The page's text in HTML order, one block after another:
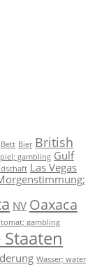
Bett Bier British
gambling Gulf
Las Vegas
NV Oaxaca
gambling
Wasser; water